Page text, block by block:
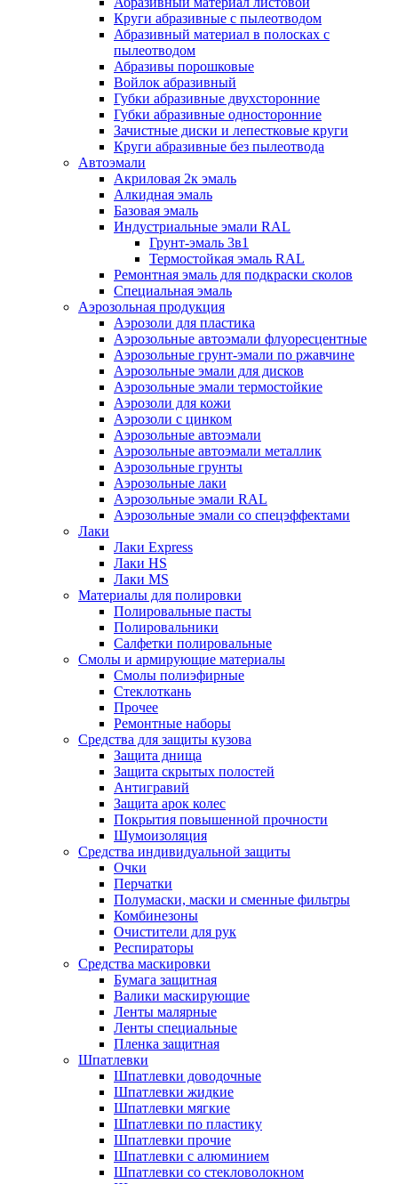
Круги абразивные с пылеотводом
Абразивный материал в полосках с
пылеотводом
Абразивы порошковые
Войлок абразивный
Губки абразивные двухсторонние
Губки абразивные односторонние
Зачистные диски и лепестковые круги
Круги абразивные без пылеотвода
Автоэмали
Акриловая 2к эмаль
Алкидная эмаль
Базовая эмаль
Индустриальные эмали RAL
Грунт-эмаль 3в1
Термостойкая эмаль RAL
Ремонтная эмаль для подкраски сколов
Специальная эмаль
Аэрозольная продукция
Аэрозоли для пластика
Аэрозольные автоэмали флуоресцентные
Аэрозольные грунт-эмали по ржавчине
Аэрозольные эмали для дисков
Аэрозольные эмали термостойкие
Аэрозоли для кожи
Аэрозоли с цинком
Аэрозольные автоэмали
Аэрозольные автоэмали металлик
Аэрозольные грунты
Аэрозольные лаки
Аэрозольные эмали RAL
Аэрозольные эмали со спецэффектами
Лаки
Лаки Express
Лаки HS
Лаки MS
Материалы для полировки
Полировальные пасты
Полировальники
Салфетки полировальные
Смолы и армирующие материалы
Смолы полиэфирные
Стеклоткань
Прочее
Ремонтные наборы
Средства для защиты кузова
Защита днища
Защита скрытых полостей
Антигравий
Защита арок колес
Покрытия повышенной прочности
Шумоизоляция
Средства индивидуальной защиты
Очки
Перчатки
Полумаски, маски и сменные фильтры
Комбинезоны
Очистители для рук
Респираторы
Средства маскировки
Бумага защитная
Валики маскирующие
Ленты малярные
Ленты специальные
Пленка защитная
Шпатлевки
Шпатлевки доводочные
Шпатлевки жидкие
Шпатлевки мягкие
Шпатлевки по пластику
Шпатлевки прочие
Шпатлевки с алюминием
Шпатлевки со стекловолокном